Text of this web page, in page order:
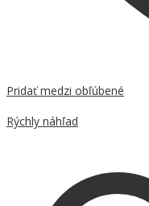
Pridať medzi obľúbené
Rýchly náhľad